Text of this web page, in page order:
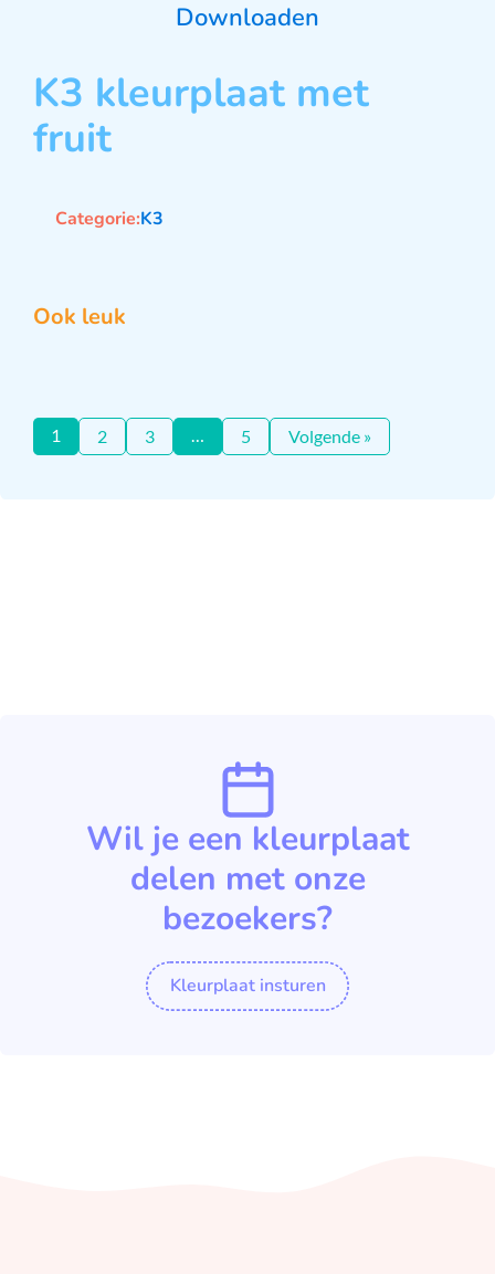
Downloaden
K3 kleurplaat met
fruit
Categorie:K3
Ook leuk
1 2 3 … 5 Volgende »
Wil je een kleurplaat
delen met onze
bezoekers?
Kleurplaat insturen